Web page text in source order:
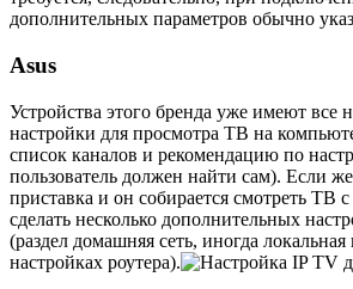
дополнительных параметров обычно
Asus
Устройства этого бренда уже имеют все
настройки для просмотра ТВ на
список каналов и рекомендацию по
пользователь должен найти сам). Если же
приставка и он собирается смотреть
сделать несколько дополнительных
(раздел домашняя сеть, иногда
настройках роутера).